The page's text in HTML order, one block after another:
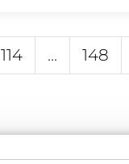
114 ... 148